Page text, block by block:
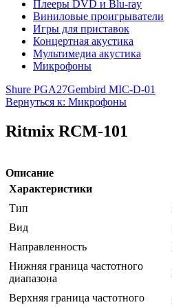
Плееры DVD и Blu-ray
Виниловые проигрыватели
Игры для приставок
Концертная акустика
Мультимедиа акустика
Микрофоны
Shure PGA27Gembird MIC-D-01
Вернуться к: Микрофоны
Ritmix RCM-101
Описание
Характеристики
Тип
Вид
Направленность
Нижняя граница частотного
диапазона
Верхняя граница частотного